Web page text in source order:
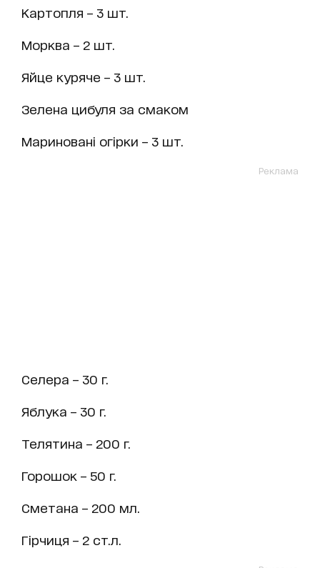
Картопля – 3 шт.
Морква – 2 шт.
Яйце куряче – 3 шт.
Зелена цибуля за смаком
Мариновані огірки – 3 шт.
Реклама
Селера – 30 г.
Яблука – 30 г.
Телятина – 200 г.
Горошок – 50 г.
Сметана – 200 мл.
Гірчиця – 2 ст.л.